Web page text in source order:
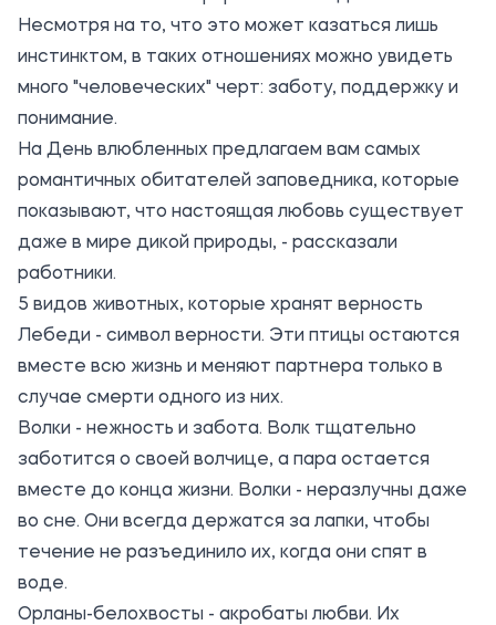
Несмотря на то, что это может казаться лишь
инстинктом, в таких отношениях можно увидеть
много "человеческих" черт: заботу, поддержку и
понимание.
На День влюбленных предлагаем вам самых
романтичных обитателей заповедника, которые
показывают, что настоящая любовь существует
даже в мире дикой природы, - рассказали
работники.
5 видов животных, которые хранят верность
Лебеди - символ верности. Эти птицы остаются
вместе всю жизнь и меняют партнера только в
случае смерти одного из них.
Волки - нежность и забота. Волк тщательно
заботится о своей волчице, а пара остается
вместе до конца жизни. Волки - неразлучны даже
во сне. Они всегда держатся за лапки, чтобы
течение не разъединило их, когда они спят в
воде.
Орланы-белохвосты - акробаты любви. Их